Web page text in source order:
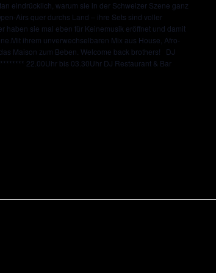
eindrücklich, warum sie in der Schweizer Szene ganz
Airs quer durchs Land – ihre Sets sind voller
haben sie mal eben für Keinemusik eröffnet und damit
ihrem unverwechselbaren Mix aus House, Afro-
Maison zum Beben. Welcome back brothers! DJ
22.00Uhr bis 03.30Uhr DJ Restaurant & Bar